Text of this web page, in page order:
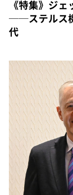
《特集》ジ
──ステルス
代